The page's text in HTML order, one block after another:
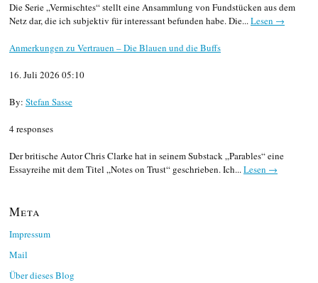
Die Serie „Vermischtes“ stellt eine Ansammlung von Fundstücken aus dem
Netz dar, die ich subjektiv für interessant befunden habe. Die...Lesen →
Anmerkungen zu Vertrauen – Die Blauen und die Buffs
16. Juli 2026 05:10
By: Stefan Sasse
4 responses
Der britische Autor Chris Clarke hat in seinem Substack „Parables“ eine
Essayreihe mit dem Titel „Notes on Trust“ geschrieben. Ich...Lesen →
Meta
Impressum
Mail
Über dieses Blog